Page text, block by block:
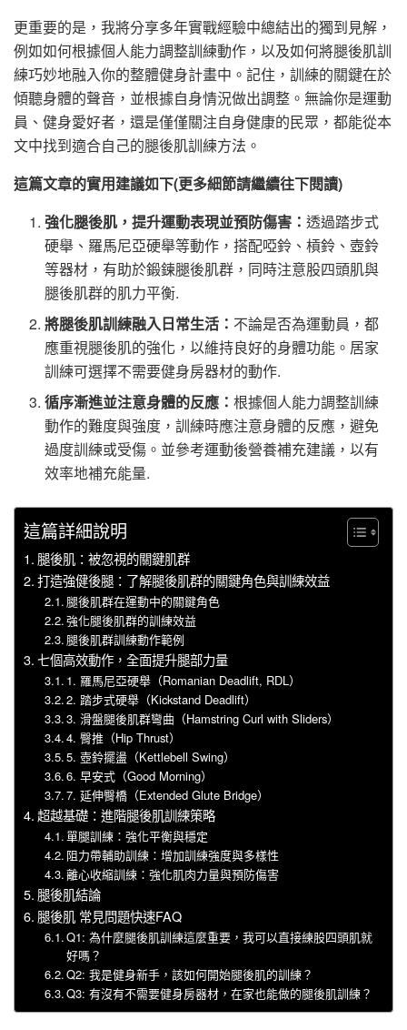
更重要的是，我將分享多年實戰經驗中總結出的獨到見解，
例如如何根據個人能力調整訓練動作，以及如何將腿後肌訓
練巧妙地融入你的整體健身計畫中。記住，訓練的關鍵在於
傾聽身體的聲音，並根據自身情況做出調整。無論你是運動
員、健身愛好者，還是僅僅關注自身健康的民眾，都能從本
文中找到適合自己的腿後肌訓練方法。
這篇文章的實用建議如下(更多細節請繼續往下閱讀)
強化腿後肌，提升運動表現並預防傷害：透過踏步式
硬舉、羅馬尼亞硬舉等動作，搭配啞鈴、槓鈴、壺鈴
等器材，有助於鍛鍊腿後肌群，同時注意股四頭肌與
腿後肌群的肌力平衡.
將腿後肌訓練融入日常生活： 不論是否為運動員，都
應重視腿後肌的強化，以維持良好的身體功能。居家
訓練可選擇不需要健身房器材的動作.
循序漸進並注意身體的反應：根據個人能力調整訓練
動作的難度與強度，訓練時應注意身體的反應，避免
過度訓練或受傷。並參考運動後營養補充建議，以有
效率地補充能量.
這篇詳細說明
腿後肌：被忽視的關鍵肌群
打造強健後腿：了解腿後肌群的關鍵角色與訓練效益
腿後肌群在運動中的關鍵角色
強化腿後肌群的訓練效益
腿後肌群訓練動作範例
七個高效動作，全面提升腿部力量
1. 羅馬尼亞硬舉（Romanian Deadlift, RDL）
2. 踏步式硬舉（Kickstand Deadlift）
3. 滑盤腿後肌群彎曲（Hamstring Curl with Sliders）
4. 臀推（Hip Thrust）
5. 壺鈴擺盪（Kettlebell Swing）
6. 早安式（Good Morning）
7. 延伸臀橋（Extended Glute Bridge）
超越基礎：進階腿後肌訓練策略
單腿訓練：強化平衡與穩定
阻力帶輔助訓練：增加訓練強度與多樣性
離心收縮訓練：強化肌肉力量與預防傷害
腿後肌結論
腿後肌 常見問題快速FAQ
Q1: 為什麼腿後肌訓練這麼重要，我可以直接練股四頭肌就
好嗎？
Q2: 我是健身新手，該如何開始腿後肌的訓練？
Q3: 有沒有不需要健身房器材，在家也能做的腿後肌訓練？